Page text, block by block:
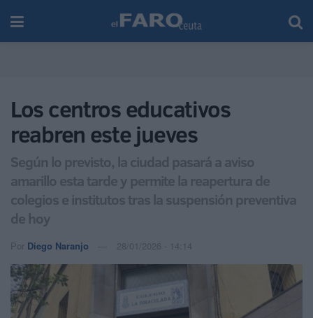
Los centros educativos
reabren este jueves
Según lo previsto, la ciudad pasará a aviso
amarillo esta tarde y permite la reapertura de
colegios e institutos tras la suspensión preventiva
de hoy
Por Diego Naranjo 28/01/2026 - 14:14